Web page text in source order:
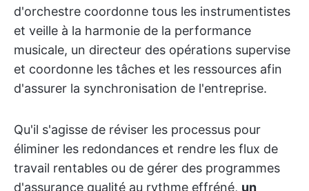
d'orchestre coordonne tous les instrumentistes
et veille à la harmonie de la performance
musicale, un directeur des opérations supervise
et coordonne les tâches et les ressources afin
d'assurer la synchronisation de l'entreprise.
Qu'il s'agisse de réviser les processus pour
éliminer les redondances et rendre les flux de
travail rentables ou de gérer des programmes
d'assurance qualité au rythme effréné, un